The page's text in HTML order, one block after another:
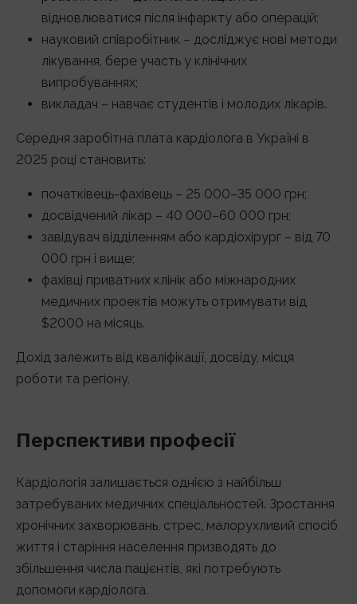
відновлюватися після інфаркту або операцій;
науковий співробітник – досліджує нові методи
лікування, бере участь у клінічних
випробуваннях;
викладач – навчає студентів і молодих лікарів.
Середня заробітна плата кардіолога в Україні в
2025 році становить:
початківець-фахівець – 25 000–35 000 грн;
досвідчений лікар – 40 000–60 000 грн;
завідувач відділенням або кардіохірург – від 70
000 грн і вище;
фахівці приватних клінік або міжнародних
медичних проектів можуть отримувати від
$2000 на місяць.
Дохід залежить від кваліфікації, досвіду, місця
роботи та регіону.
Перспективи професії
Кардіологія залишається однією з найбільш
затребуваних медичних спеціальностей. Зростання
хронічних захворювань, стрес, малорухливий спосіб
життя і старіння населення призводять до
збільшення числа пацієнтів, які потребують
допомоги кардіолога.